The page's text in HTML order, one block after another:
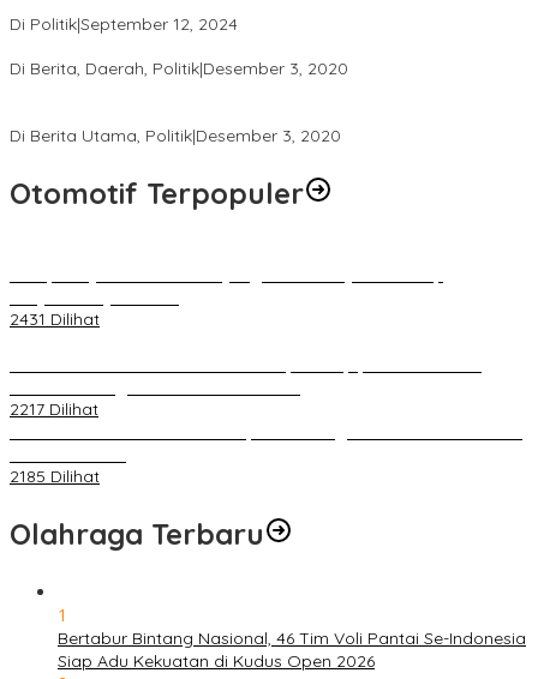
Di Politik|September 12, 2024
Di Berita, Daerah, Politik|Desember 3, 2020
Di Berita Utama, Politik|Desember 3, 2020
Otomotif Terpopuler
2431 Dilihat
2217 Dilihat
2185 Dilihat
Olahraga Terbaru
1
Bertabur Bintang Nasional, 46 Tim Voli Pantai Se-Indonesia
Siap Adu Kekuatan di Kudus Open 2026